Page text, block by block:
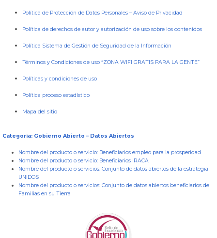
Política de Protección de Datos Personales –Aviso de Privacidad
Política de derechos de autor y autorización de uso sobre los contenidos
Política Sistema de Gestión de Seguridad de la Información
Términos y Condiciones de uso “ZONA WIFI GRATIS PARA LA GENTE”
Políticas y condiciones de uso
Política proceso estadístico
Mapa del sitio
Categoría: Gobierno Abierto – Datos Abiertos
Nombre del producto o servicio: Beneficiarios empleo para la prosperidad
Nombre del producto o servicio: Beneficiarios IRACA
Nombre del producto o servicios: Conjunto de datos abiertos de la estrategia
UNIDOS
Nombre del producto o servicios: Conjunto de datos abiertos beneficiarios de
Familias en su Tierra